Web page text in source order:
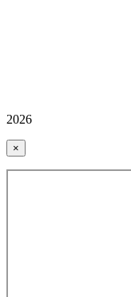
2026
×